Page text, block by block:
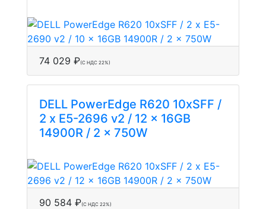
74 029 ₽(С НДС 22%)
DELL PowerEdge R620 10xSFF /
2 x E5-2696 v2 / 12 x 16GB
14900R / 2 x 750W
90 584 ₽(С НДС 22%)